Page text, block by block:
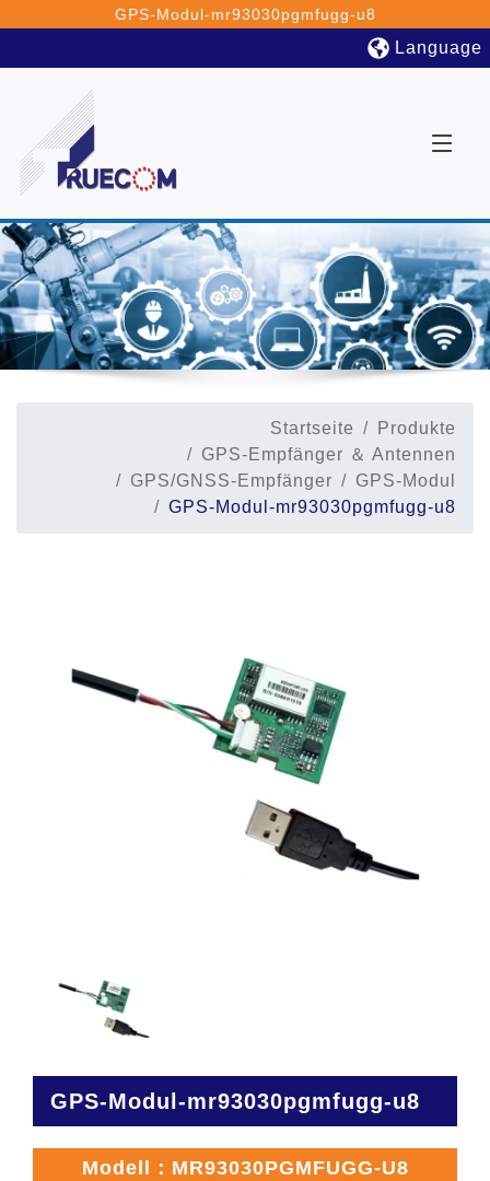
GPS-Modul-mr93030pgmfugg-u8
Language
Startseite
Produkte
GPS-Empfänger ＆ Antennen
GPS/GNSS-Empfänger
GPS-Modul
GPS-Modul-mr93030pgmfugg-u8
GPS-Modul-mr93030pgmfugg-u8
Modell：MR93030PGMFUGG-U8